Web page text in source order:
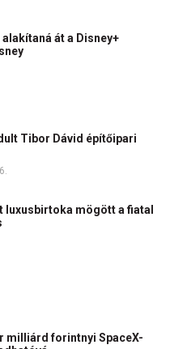
át a Disney+
Tibor Dávid építőipari
luxusbirtoka mögött a fiatal
milliárd forintnyi SpaceX-